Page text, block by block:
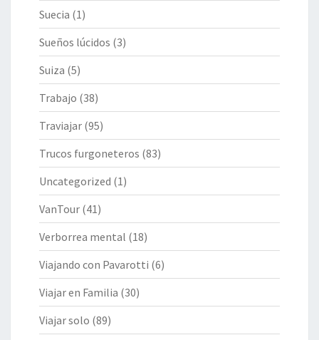
Suecia (1)
Sueños lúcidos (3)
Suiza (5)
Trabajo (38)
Traviajar (95)
Trucos furgoneteros (83)
Uncategorized (1)
VanTour (41)
Verborrea mental (18)
Viajando con Pavarotti (6)
Viajar en Familia (30)
Viajar solo (89)